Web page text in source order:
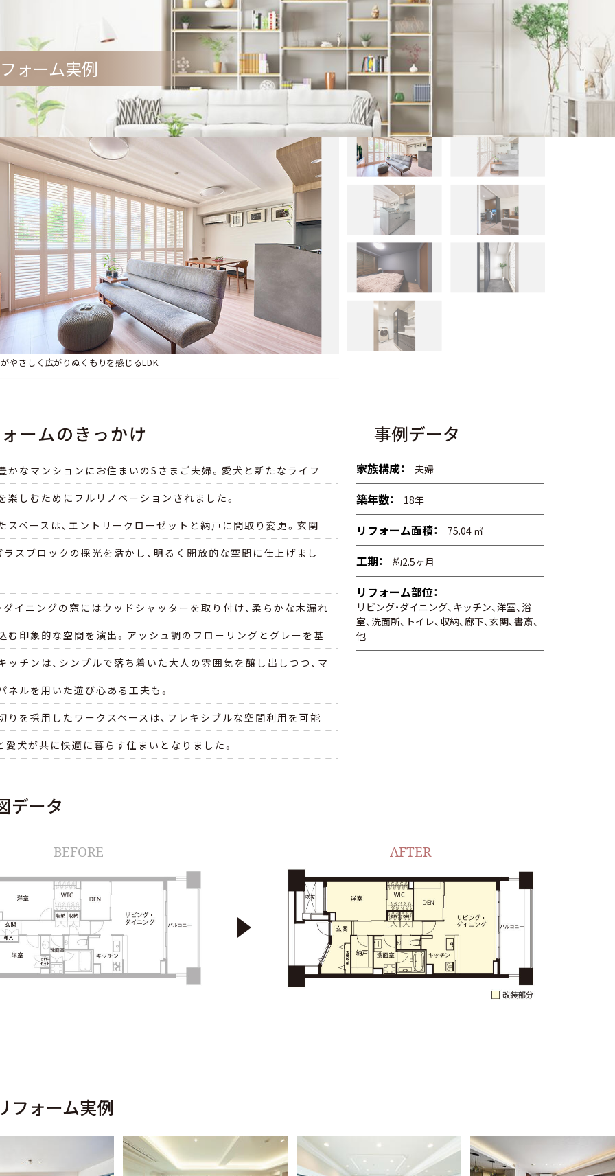
ビング]
の基礎知識
ォーム実例
木漏れ日に癒される心地よい空間
がやさしく広がりぬくもりを感じるLDK
ームのきっかけ
かなマンションにお住まいのSさまご夫婦。愛犬と新たなライフ
楽しむためにフルリノベーションされました。
スペースは、エントリークローゼットと納戸に間取り変更。玄関
ラスブロックの採光を活かし、明るく開放的な空間に仕上げまし
ダイニングの窓にはウッドシャッターを取り付け、柔らかな木漏れ
む印象的な空間を演出。アッシュ調のフローリングとグレーを基
ッチンは、シンプルで落ち着いた大人の雰囲気を醸し出しつつ、マ
ネルを用いた遊び心ある工夫も。
りを採用したワークスペースは、フレキシブルな空間利用を可能
愛犬が共に快適に暮らす住まいとなりました。
事例データ
家族構成： 夫婦
築年数： 18年
リフォーム面積： 75.04 ㎡
工期： 約2.5ヶ月
リフォーム部位：
リビング・ダイニング、キッチン、洋室、浴
室、洗面所、トイレ、収納、廊下、玄関、書斎、
他
データ
BEFORE AFTER
フォーム実例